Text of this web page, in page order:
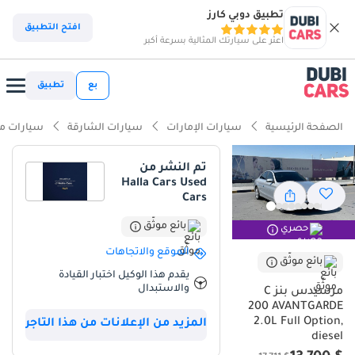
تطبيق دوبي كارز
اعثر على سيارتك المثالية بسرعة أكبر
افتح التطبيق
بع تطبيق
الصفحة الرئيسية سيارات الإمارات سيارات الشارقة سيارات
حصري
بائع موثّق
مرسيدس بنز C
200 AVANTGARDE
2.0L Full Option,
diesel
تم النشر من
Halla Cars Used
Cars
بائع موثّق
الموقع والاتجاهات
يقدم هذا الوكيل اختبار القيادة
والاستبدال
المزيد من الإعلانات من هذا التاجر
ذكاء دوبي كارز
ذكاء دوبيكارز
أفضل اقتصاد في استهلاك الوقود في الفئة
تصنيف أمان 5 نجوم من NCAP
أقل نسبة انخفاض في القيمة في الفئة
ملخص
تعتبر هذه السيارة خياراً ذكياً وفريداً في السوق الإماراتي، حيث تجمع بين
أناقة التصميم الألماني وكفاءة استهلاك الوقود الاستثنائية بفضل محرك
الديزل المتطور. مع مسافة مقطوعة تبلغ 94000 كم، فهي لا تزال في ذروة
عطائها الميكانيكي، مما يوفر للمشتري توازناً مثالياً بين السعر والقيمة